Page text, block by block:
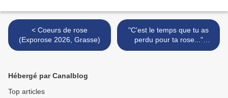
< Coeurs de rose
(Exporose 2026, Grasse)
"C'est le temps que tu as
perdu pour ta rose..."
(Exporose, Grasse) >
Hébergé par Canalblog
Top articles